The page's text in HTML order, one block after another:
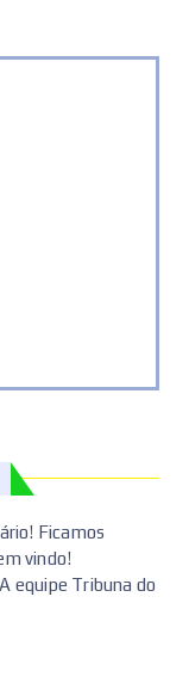
Ficamos
vindo!
equipe Tribuna do